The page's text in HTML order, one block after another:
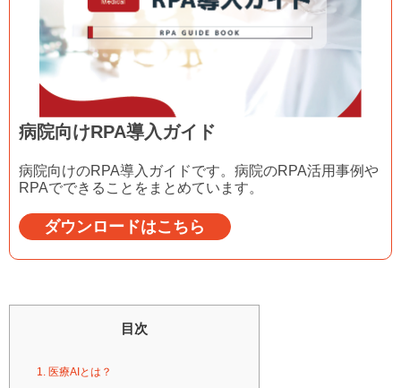
病院向けRPA導入ガイド
病院向けのRPA導入ガイドです。病院のRPA活用事例や
RPAでできることをまとめています。
ダウンロードはこちら
目次
1. 医療AIとは？